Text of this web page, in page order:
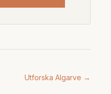
Utforska Algarve →